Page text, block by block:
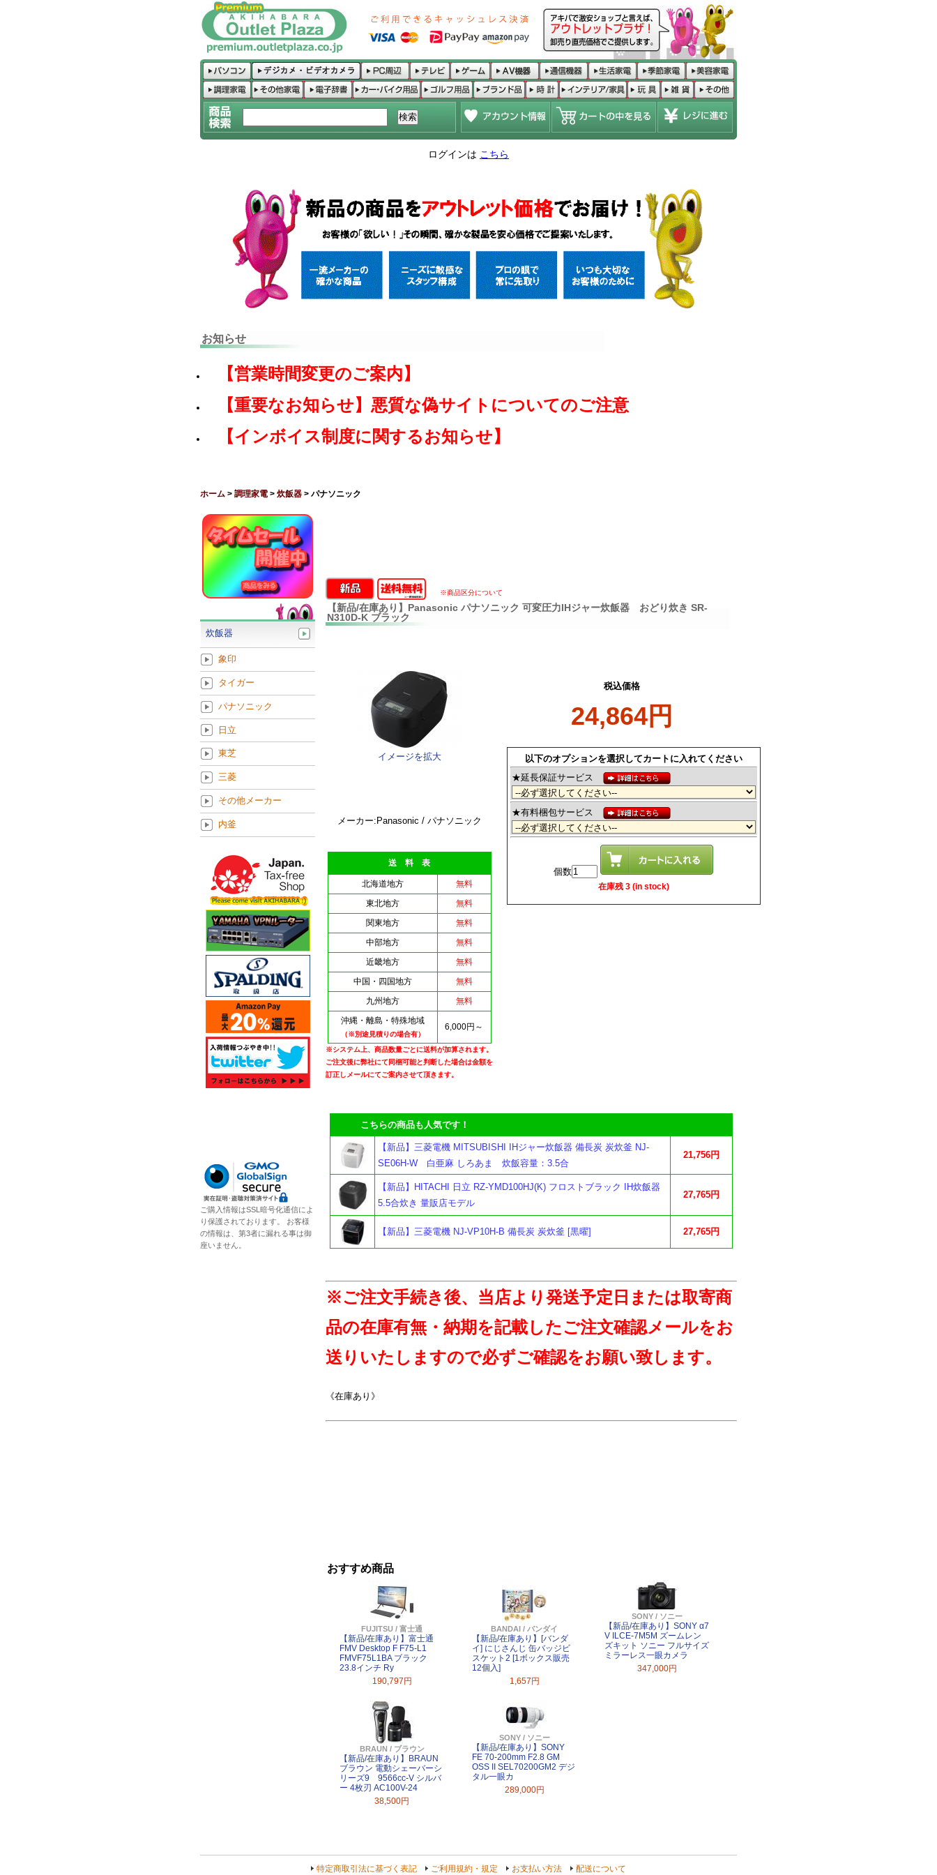
ログインは こちら
お知らせ
【営業時間変更のご案内】
【重要なお知らせ】悪質な偽サイトについてのご注意
【インボイス制度に関するお知らせ】
ホーム > 調理家電 > 炊飯器 > パナソニック
※商品区分について
【新品/在庫あり】Panasonic パナソニック 可変圧力IHジャー炊飯器 おどり炊き SR-
N310D-K ブラック
イメージを拡大
メーカー:Panasonic / パナソニック
送 料 表
北海道地方
無料
東北地方
無料
関東地方
無料
中部地方
無料
近畿地方
無料
中国・四国地方
無料
九州地方
無料
沖縄・離島・特殊地域
（※別途見積りの場合有）
6,000円～
※システム上、商品数量ごとに送料が加算されます。
ご注文後に弊社にて同梱可能と判断した場合は金額を
訂正しメールにてご案内させて頂きます。
税込価格
24,864円
以下のオプションを選択してカートに入れてください
★延長保証サービス
★有料梱包サービス
個数
在庫残 3 (in stock)
こちらの商品も人気です！
【新品】三菱電機 MITSUBISHI IHジャー炊飯器 備長炭 炭炊釜 NJ-
SE06H-W 白亜麻 しろあま 炊飯容量：3.5合
21,756円
【新品】HITACHI 日立 RZ-YMD100HJ(K) フロストブラック IH炊飯器
5.5合炊き 量販店モデル
27,765円
【新品】三菱電機 NJ-VP10H-B 備長炭 炭炊釜 [黒曜] 27,765円
※ご注文手続き後、当店より発送予定日または取寄商
品の在庫有無・納期を記載したご注文確認メールをお
送りいたしますので必ずご確認をお願い致します。
《在庫あり》
おすすめ商品
FUJITSU / 富士通
【新品/在庫あり】富士通
FMV Desktop F F75-L1
FMVF75L1BA ブラック
23.8インチ Ry
190,797円
BANDAI / バンダイ
【新品/在庫あり】[バンダ
イ] にじさんじ 缶バッジビ
スケット2 [1ボックス販売
12個入]
1,657円
SONY / ソニー
【新品/在庫あり】SONY α7
V ILCE-7M5M ズームレン
ズキット ソニー フルサイズ
ミラーレス一眼カメラ
347,000円
BRAUN / ブラウン
【新品/在庫あり】BRAUN
ブラウン 電動シェーバーシ
リーズ9 9566cc-V シルバ
ー 4枚刃 AC100V-24
38,500円
SONY / ソニー
【新品/在庫あり】SONY
FE 70-200mm F2.8 GM
OSS II SEL70200GM2 デジ
タル一眼カ
289,000円
炊飯器
象印
タイガー
パナソニック
日立
東芝
三菱
その他メーカー
内釜
ご購入情報はSSL暗号化通信によ
り保護されております。 お客様
の情報は、第3者に漏れる事は御
座いません。
特定商取引法に基づく表記 ご利用規約・規定 お支払い方法 配送について